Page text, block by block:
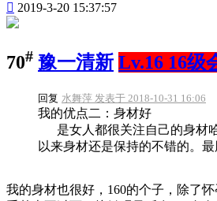
 2019-3-20 15:37:57
70# 豫一清新 Lv.16 16级
回复 水舞萍 发表于 2018-10-31 16:06
我的优点二：身材好
是女人都很关注自己的身材
以来身材还是保持的不错的。最
我的身材也很好，160的个子，除了